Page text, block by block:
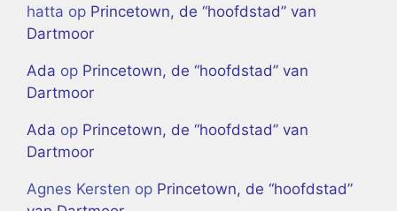
hatta op Princetown, de “hoofdstad” van
Dartmoor
Ada op Princetown, de “hoofdstad” van
Dartmoor
Ada op Princetown, de “hoofdstad” van
Dartmoor
Agnes Kersten op Princetown, de “hoofdstad”